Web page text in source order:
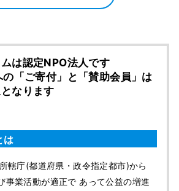
は認定NPO法人です
「ご寄付」と「賛助会員」は
なります
は
轄庁(都道府県・政令指定都市)から
事業活動が適正で あって公益の増進